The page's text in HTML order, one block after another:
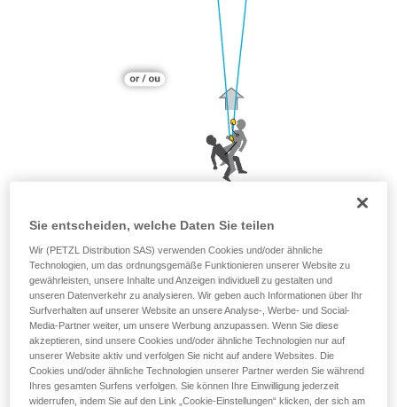
Sie entscheiden, welche Daten Sie teilen
Wir (PETZL Distribution SAS) verwenden Cookies und/oder ähnliche
Technologien, um das ordnungsgemäße Funktionieren unserer Website zu
gewährleisten, unsere Inhalte und Anzeigen individuell zu gestalten und
unseren Datenverkehr zu analysieren. Wir geben auch Informationen über Ihr
Surfverhalten auf unserer Website an unsere Analyse-, Werbe- und Social-
Media-Partner weiter, um unsere Werbung anzupassen. Wenn Sie diese
akzeptieren, sind unsere Cookies und/oder ähnliche Technologien nur auf
unserer Website aktiv und verfolgen Sie nicht auf andere Websites. Die
Cookies und/oder ähnliche Technologien unserer Partner werden Sie während
Ihres gesamten Surfens verfolgen. Sie können Ihre Einwilligung jederzeit
widerrufen, indem Sie auf den Link „Cookie-Einstellungen“ klicken, der sich am